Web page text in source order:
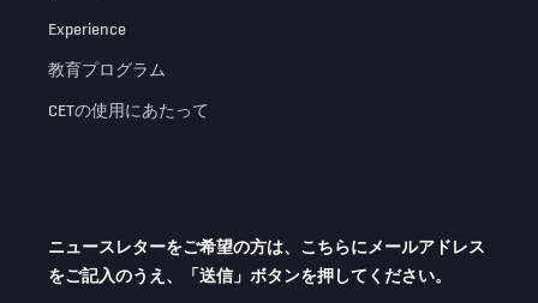
Experience
教育プログラム
CETの使用にあたって
ニュースレターをご希望の方は、こちらにメールアドレス
をご記入のうえ、「送信」ボタンを押してください。